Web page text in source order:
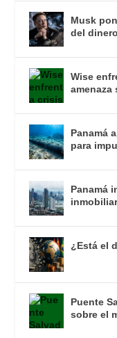
Musk
del dinero
Wise
Panamá
para
Panamá
¿Está el
Puente
sobre el